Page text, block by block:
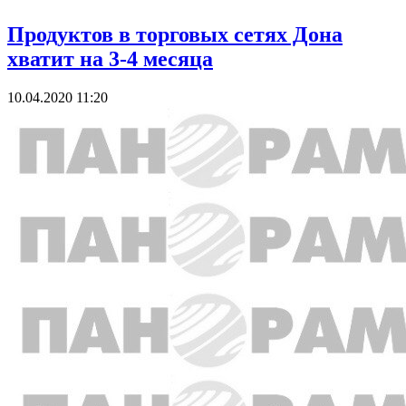
Продуктов в торговых сетях Дона
хватит на 3-4 месяца
10.04.2020 11:20